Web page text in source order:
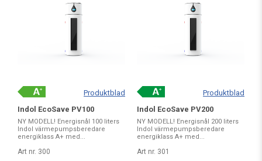
Produktblad
Indol EcoSave PV100
NY MODELL! Energisnål 100 liters
Indol värmepumpsberedare
energiklass A+ med...
Art nr. 300
Produktblad
Indol EcoSave PV200
NY MODELL! Energisnål 200 liters
Indol värmepumpsberedare
energiklass A+ med...
Art nr. 301